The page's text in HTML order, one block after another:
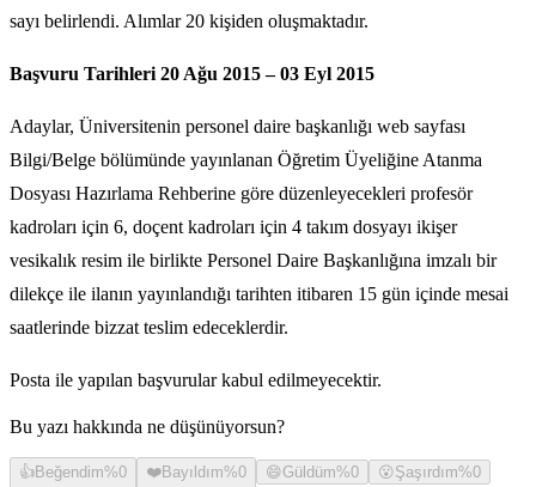
sayı belirlendi. Alımlar 20 kişiden oluşmaktadır.
Başvuru Tarihleri 20 Ağu 2015 – 03 Eyl 2015
Adaylar, Üniversitenin personel daire başkanlığı web sayfası
Bilgi/Belge bölümünde yayınlanan Öğretim Üyeliğine Atanma
Dosyası Hazırlama Rehberine göre düzenleyecekleri profesör
kadroları için 6, doçent kadroları için 4 takım dosyayı ikişer
vesikalık resim ile birlikte Personel Daire Başkanlığına imzalı bir
dilekçe ile ilanın yayınlandığı tarihten itibaren 15 gün içinde mesai
saatlerinde bizzat teslim edeceklerdir.
Posta ile yapılan başvurular kabul edilmeyecektir.
Bu yazı hakkında ne düşünüyorsun?
👍Beğendim%0 ❤️Bayıldım%0 😄Güldüm%0 😮Şaşırdım%0